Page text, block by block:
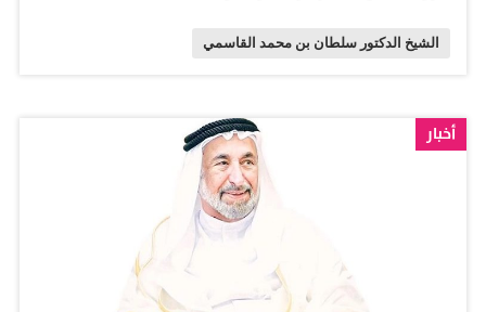
الشارقة على مكرمته السامية بالعفو عن المحكومين، والتي
تعكس حرص سموه الدائم على دعم الاستقرار الأسري وتعزيز
تماسكه. وأشار إلى أن هذه اللفتة الكريمة تجسد رؤية سموه
الحكيمة في إحياء الأمل، وإدخال السعادة والطمأنينة على
نفوس عائلات المحكومين وأبنائهم، لا سيما في هذه المناسبة
الوطنية الغالية، نسأل الله تعالى أن يجعل هذه المكرمة فرصة
الشيخ الدكتور سلطان بن محمد القاسمي
أخبار